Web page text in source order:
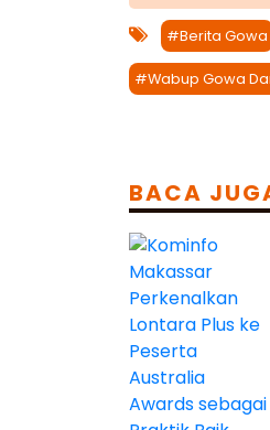
#Berita Gowa
#Wabup Gowa
BACA